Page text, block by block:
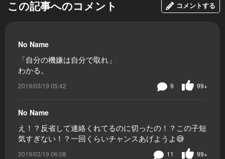
この記事へのコメント コメントする
No Name
「自分の機嫌は自分で取れ」
わかる。
2019/03/19 05:42 99+
9
No Name
え！？反省して連絡くれてるのに切ったの！？この子短
気すぎない！？一回くらいチャンスあげようよ😅
2019/03/19 06:08 99+
11